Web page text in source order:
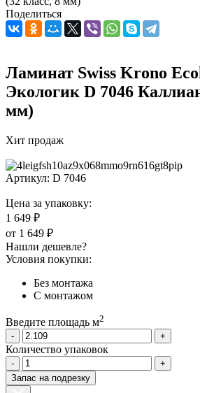
Поделиться
Ламинат Swiss Krono
Экологик D 7046
мм)
Хит продаж
Артикул: D 7046
Цена за упаковку:
1 649 ₽
от 1 649 ₽
Нашли дешевле?
Условия покупки:
Без монтажа
С монтажом
Введите площадь м2
-
+
Количество упаковок
-
+
Запас на подрезку